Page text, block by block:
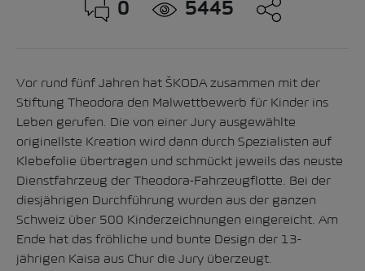
0 5445
Vor rund fünf Jahren hat ŠKODA zusammen mit der
Stiftung Theodora den Malwettbewerb für Kinder ins
Leben gerufen. Die von einer Jury ausgewählte
originellste Kreation wird dann durch Spezialisten auf
Klebefolie übertragen und schmückt jeweils das neuste
Dienstfahrzeug der Theodora-Fahrzeugflotte. Bei der
diesjährigen Durchführung wurden aus der ganzen
Schweiz über 500 Kinderzeichnungen eingereicht. Am
Ende hat das fröhliche und bunte Design der 13-
jährigen Kaisa aus Chur die Jury überzeugt.